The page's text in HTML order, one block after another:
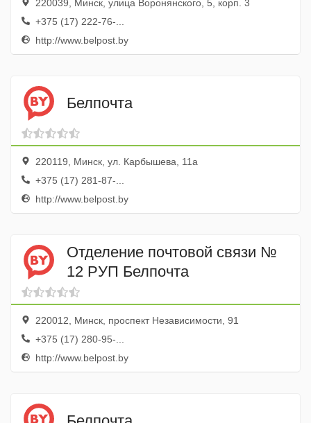
220039, Минск, улица Воронянского, 5, корп. 3
+375 (17) 222-76-...
http://www.belpost.by
Белпочта
220119, Минск, ул. Карбышева, 11а
+375 (17) 281-87-...
http://www.belpost.by
Отделение почтовой связи №
12 РУП Белпочта
220012, Минск, проспект Независимости, 91
+375 (17) 280-95-...
http://www.belpost.by